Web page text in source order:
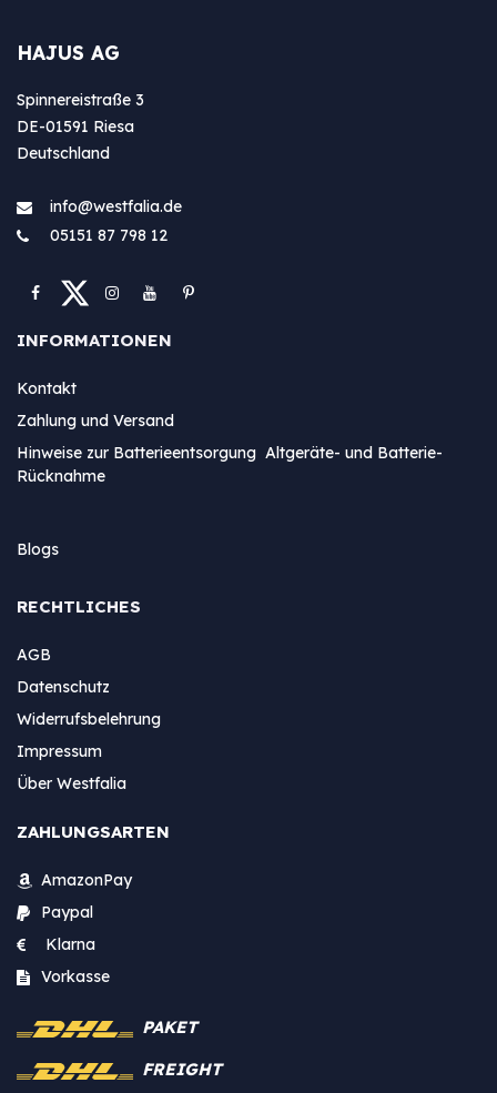
HAJUS AG
Spinnereistraße 3
DE-01591 Riesa
Deutschland
info@westfa​lia.de
05151 87 798 12
INFORMATIONEN
Kontakt
Zahlung und Versand
Hinweise zur Batterieentsorgung Altgeräte- und Batterie-
Rücknahme
Blogs
RECHTLICHES
AGB
Datenschutz
Widerrufsbelehrung
Impressum
Über Westfalia
ZAHLUNGSARTEN
AmazonPay
Paypal
Klarna
Vorkasse
PAKET
FREIGHT